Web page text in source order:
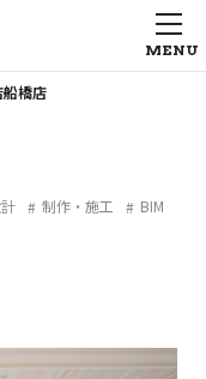
橋店
制作・施工
BIM